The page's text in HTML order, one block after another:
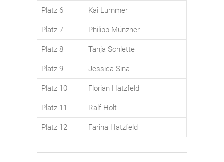
Platz 6 Kai Lummer
Platz 7 Philipp Münzner
Platz 8 Tanja Schlette
Platz 9 Jessica Sina
Platz 10 Florian Hatzfeld
Platz 11 Ralf Holt
Platz 12 Farina Hatzfeld